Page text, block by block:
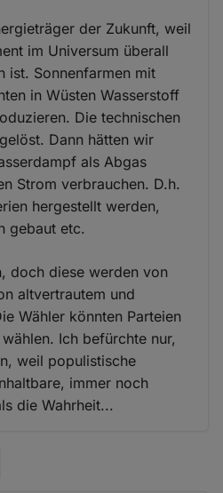
der Zukunft, weil
im Universum überall
ist. Sonnenfarmen mit
in Wüsten Wasserstoff
Die technischen
Dann hätten wir
als Abgas
Strom verbrauchen. D.h.
hergestellt werden,
gebaut etc.
doch diese werden von
altvertrautem und
Wähler könnten Parteien
Ich befürchte nur,
weil populistische
immer noch
die Wahrheit...